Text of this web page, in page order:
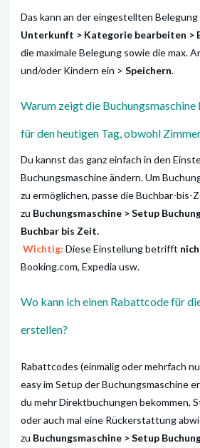
Das kann an der eingestellten Belegung
Unterkunft > Kategorie bearbeiten >
die maximale Belegung sowie die max.
und/oder Kindern ein > Speichern.
Warum zeigt die
für den heutigen Tag, obwohl
Du kannst das ganz einfach in den
Buchungsmaschine ändern. Um
zu ermöglichen, passe dieBuchbar-bis-
zu Buchungsmaschine > Setup
Buchbar bis Zeit.
Wichtig: Diese Einstellung betrifft
Booking.com, Expedia usw.
Wo kann ich einen Rabattcode für
erstellen?
Rabattcodes (einmalig oder mehrfach
easy im Setup der Buchungsmaschine
du mehr Direktbuchungen bekommen,
oder auch mal eine Rückerstattung
zu Buchungsmaschine > Setup